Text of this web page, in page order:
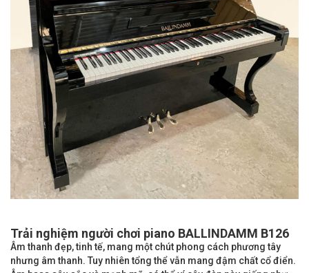
Trải nghiệm người chơi piano BALLINDAMM B126
Âm thanh đẹp, tinh tế, mang một chút phong cách phương tây
nhưng âm thanh. Tuy nhiên tổng thể vẫn mang đậm chất cổ điển.